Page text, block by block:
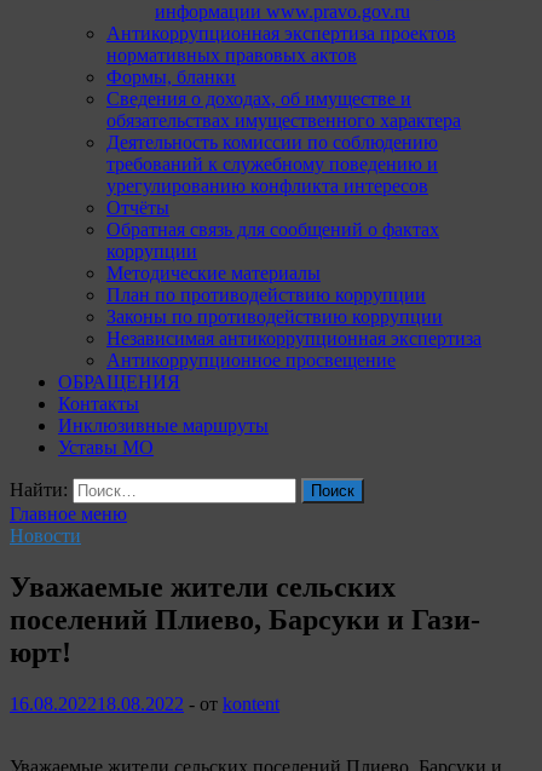
информации www.pravo.gov.ru
Антикоррупционная экспертиза проектов
нормативных правовых актов
Формы, бланки
Сведения о доходах, об имуществе и
обязательствах имущественного характера
Деятельность комиссии по соблюдению
требований к служебному поведению и
урегулированию конфликта интересов
Отчёты
Обратная связь для сообщений о фактах
коррупции
Методические материалы
План по противодействию коррупции
Законы по противодействию коррупции
Независимая антикоррупционная экспертиза
Антикоррупционное просвещение
ОБРАЩЕНИЯ
Контакты
Инклюзивные маршруты
Уставы МО
Найти:
Главное меню
Новости
Уважаемые жители сельских
поселений Плиево, Барсуки и Гази-
юрт!
16.08.202218.08.2022 - от kontent
Уважаемые жители сельских поселений Плиево, Барсуки и